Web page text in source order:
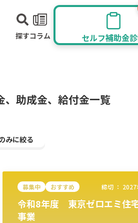
探すコラム セルフ補助金
宿泊･旅館業 その他
、助成金、給付金一覧
みに絞る
募集中 おすすめ 締切 ： 2027
令和8年度 東京ゼロエミ住
事業